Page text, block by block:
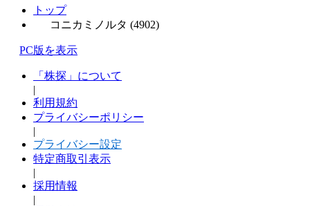
トップ
コニカミノルタ (4902)
PC版を表示
「株探」について
|
利用規約
プライバシーポリシー
|
プライバシー設定
特定商取引表示
|
採用情報
|